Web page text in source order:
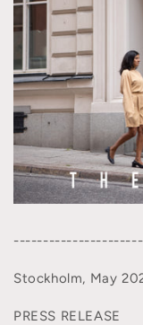
Stockholm, May
PRESS RELEASE